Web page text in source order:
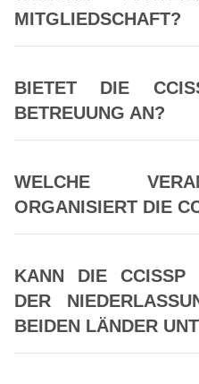
MITGLIEDSCHAFT?
BIETET DIE
BETREUUNG AN?
WELCHE
ORGANISIERT DIE
KANN DIE CCISSP
DER
BEIDEN LÄNDER